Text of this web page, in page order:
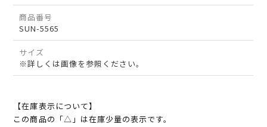
商品番号
SUN-5565
サイズ
※詳しくは画像を参照ください。
【在庫表示について】
この商品の「△」は在庫少量の表示です。